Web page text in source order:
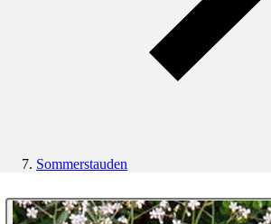
Sommerstauden